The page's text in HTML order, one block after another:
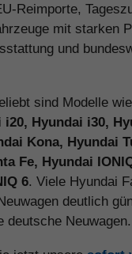
Reimporte,
mit starken
und
sind Modelle wie
i20, Hyundai i30,
Kona, Hyundai
Fe, Hyundai
6. Viele Hyundai
deutlich
deutsche Neuwagen.